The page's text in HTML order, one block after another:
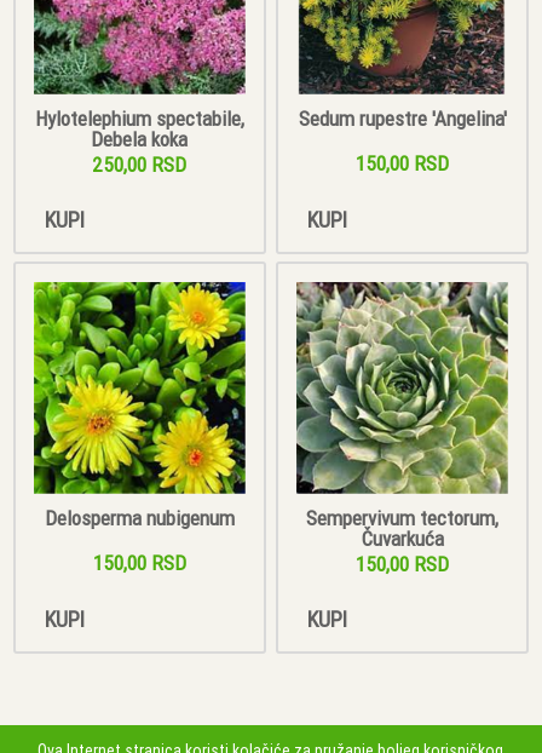
Hylotelephium spectabile,
Debela koka
250,00 RSD
KUPI
Sedum rupestre 'Angelina'
150,00 RSD
KUPI
Delosperma nubigenum
150,00 RSD
KUPI
Sempervivum tectorum,
Čuvarkuća
150,00 RSD
KUPI